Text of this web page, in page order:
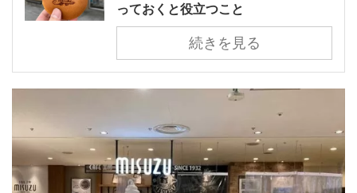
っておくと役立つこと
続きを見る